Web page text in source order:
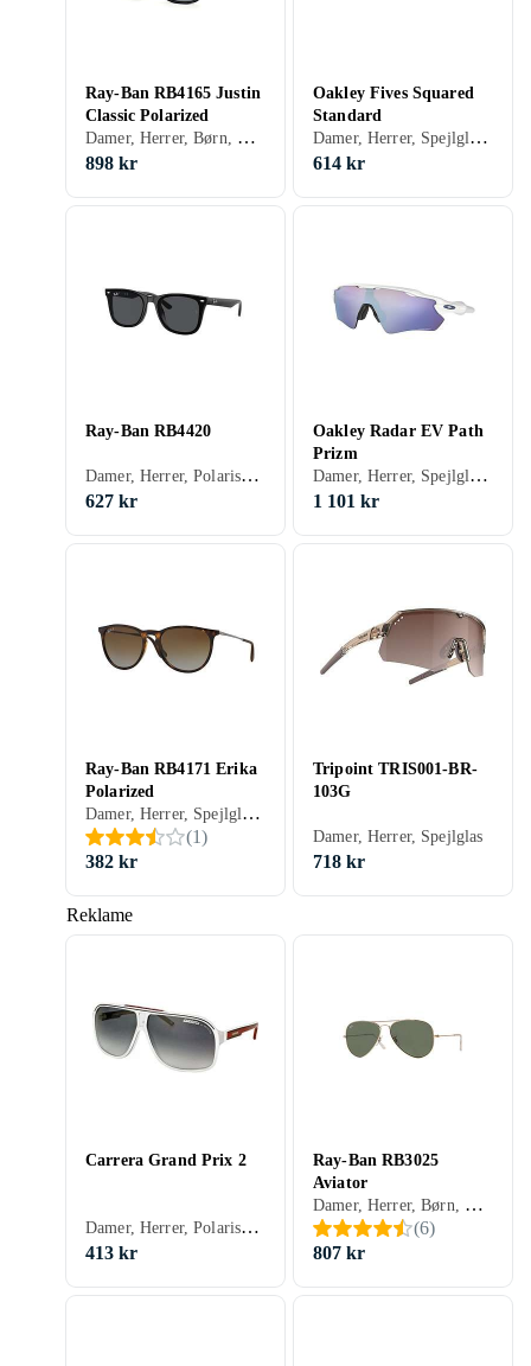
Reklame
Ray-Ban RB4165 Justin
Classic Polarized
Damer, Herrer, Børn, Spejlglas, Polariserede, Gradient, Udskiftelige glas, Receptklar, Rektangulär, Klassisk, 3
898 kr
Oakley Fives Squared
Standard
Damer, Herrer, Spejlglas, Polariserede, Stødbeskyttelse, Receptklar, Rektangulär, Klassisk
614 kr
Ray-Ban RB4420
Damer, Herrer, Polariserede, Gradient, Rektangulär, Hverdags, Klassisk, 0
627 kr
Oakley Radar EV Path
Prizm
Damer, Herrer, Spejlglas, Polariserede, Udskiftelige glas, Ventilerede glas, Stødbeskyttelse, Sportsolbriller, Receptklar, Omsluttende, Sport, 3
1 101 kr
Ray-Ban RB4171 Erika
Polarized
Damer, Herrer, Spejlglas, Polariserede, Gradient, UV-beskyttelse, Udskiftelige glas, Blålysfilter, Receptklar, Oval, Klassisk, 3
(1)
382 kr
Tripoint TRIS001-BR-
103G
Damer, Herrer, Spejlglas
718 kr
Carrera Grand Prix 2
Damer, Herrer, Polariserede, Gradient, Sport
413 kr
Ray-Ban RB3025
Aviator
Damer, Herrer, Børn, Spejlglas, Polariserede, Fotokromiske, Gradient, Udskiftelige glas, Blålysfilter, Receptklar, Flygare, Klassisk, 3
(6)
807 kr